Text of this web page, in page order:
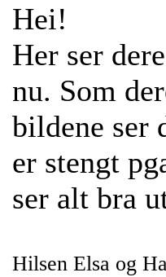
Hei!
Her ser
nu. Som
bildene ser
er stengt
ser alt bra
Hilsen Elsa og